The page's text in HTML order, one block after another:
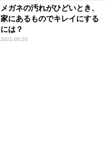
メガネの汚れがひどいとき、
家にあるものでキレイにする
には？
2021.05.20